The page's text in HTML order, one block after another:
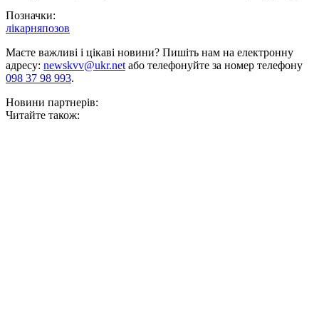
Позначки:
лікарняпозов
Маєте важливі і цікаві новини? Пишіть нам на електронну
адресу: newskvv@ukr.netабо телефонуйте за номер телефону
098 37 98 993.
Новини партнерів:
Читайте також: